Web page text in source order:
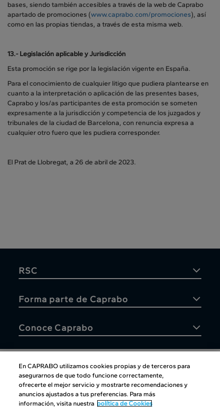
bases, siendo también accesibles a través de la web de Caprabo
apartado de promociones (www.caprabo.com/promociones), así
como en las propias tiendas, a través de esta misma web.
13.- Legislación aplicable y Jurisdicción
Esta promoción se rige por la legislación vigente en España.
Para el conocimiento de cualquier litigo que pudiera plantearse en
cuanto a la interpretación o aplicación de las presentes bases,
Caprabo y los/as participantes de esta promoción se someten
expresamente a la jurisdicción y competencia de los juzgados y
tribunales de la ciudad de Barcelona, con renuncia expresa a
cualquier otro fuero que les pudiera corresponder.
El Prat de Llobregat, a 26 de abril de 2023.
RSC
Forma parte de Caprabo
Conoce Caprabo
Atención al cliente
En CAPRABO utilizamos cookies propias y de terceros para
asegurarnos de que todo funcione correctamente,
ofrecerte el mejor servicio y mostrarte recomendaciones y
anuncios ajustados a tus preferencias. Para más
información, visita nuestra política de Cookies